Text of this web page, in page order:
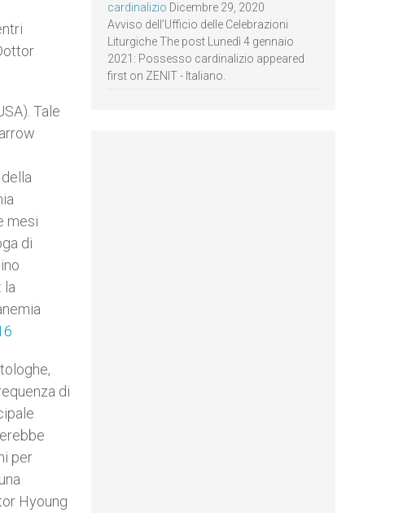
Tale
mesi
di
la
di
per
Hyoung
cardinalizio Dicembre 29, 2020
Avviso dell’Ufficio delle Celebrazioni
Liturgiche The post Lunedì 4 gennaio
2021: Possesso cardinalizio appeared
first on ZENIT - Italiano.